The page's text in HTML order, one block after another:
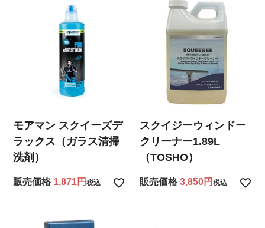
モアマン スクイーズデ
ラックス（ガラス清掃
洗剤）
販売価格 1,871 税込
スクイジーウィンドー
クリーナー1.89L
（TOSHO）
販売価格 3,850 税込